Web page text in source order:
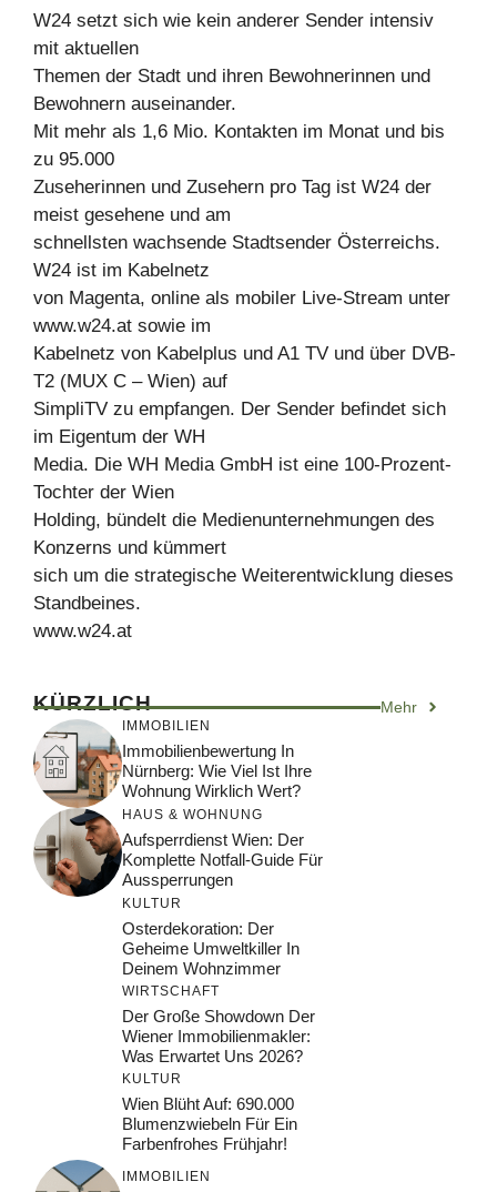
W24 setzt sich wie kein anderer Sender intensiv
mit aktuellen
Themen der Stadt und ihren Bewohnerinnen und
Bewohnern auseinander.
Mit mehr als 1,6 Mio. Kontakten im Monat und bis
zu 95.000
Zuseherinnen und Zusehern pro Tag ist W24 der
meist gesehene und am
schnellsten wachsende Stadtsender Österreichs.
W24 ist im Kabelnetz
von Magenta, online als mobiler Live-Stream unter
www.w24.at sowie im
Kabelnetz von Kabelplus und A1 TV und über DVB-
T2 (MUX C – Wien) auf
SimpliTV zu empfangen. Der Sender befindet sich
im Eigentum der WH
Media. Die WH Media GmbH ist eine 100-Prozent-
Tochter der Wien
Holding, bündelt die Medienunternehmungen des
Konzerns und kümmert
sich um die strategische Weiterentwicklung dieses
Standbeines.
www.w24.at
KÜRZLICH Mehr
IMMOBILIEN
Immobilienbewertung In
Nürnberg: Wie Viel Ist Ihre
Wohnung Wirklich Wert?
HAUS & WOHNUNG
Aufsperrdienst Wien: Der
Komplette Notfall-Guide Für
Aussperrungen
KULTUR
Osterdekoration: Der
Geheime Umweltkiller In
Deinem Wohnzimmer
WIRTSCHAFT
Der Große Showdown Der
Wiener Immobilienmakler:
Was Erwartet Uns 2026?
KULTUR
Wien Blüht Auf: 690.000
Blumenzwiebeln Für Ein
Farbenfrohes Frühjahr!
IMMOBILIEN